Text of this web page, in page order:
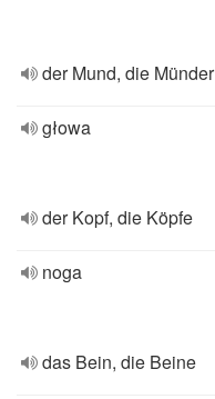
der Mund, die Münder
głowa
der Kopf, die Köpfe
noga
das Bein, die Beine